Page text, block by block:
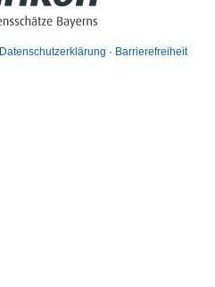
Datenschutzerklärung Barrierefreiheit